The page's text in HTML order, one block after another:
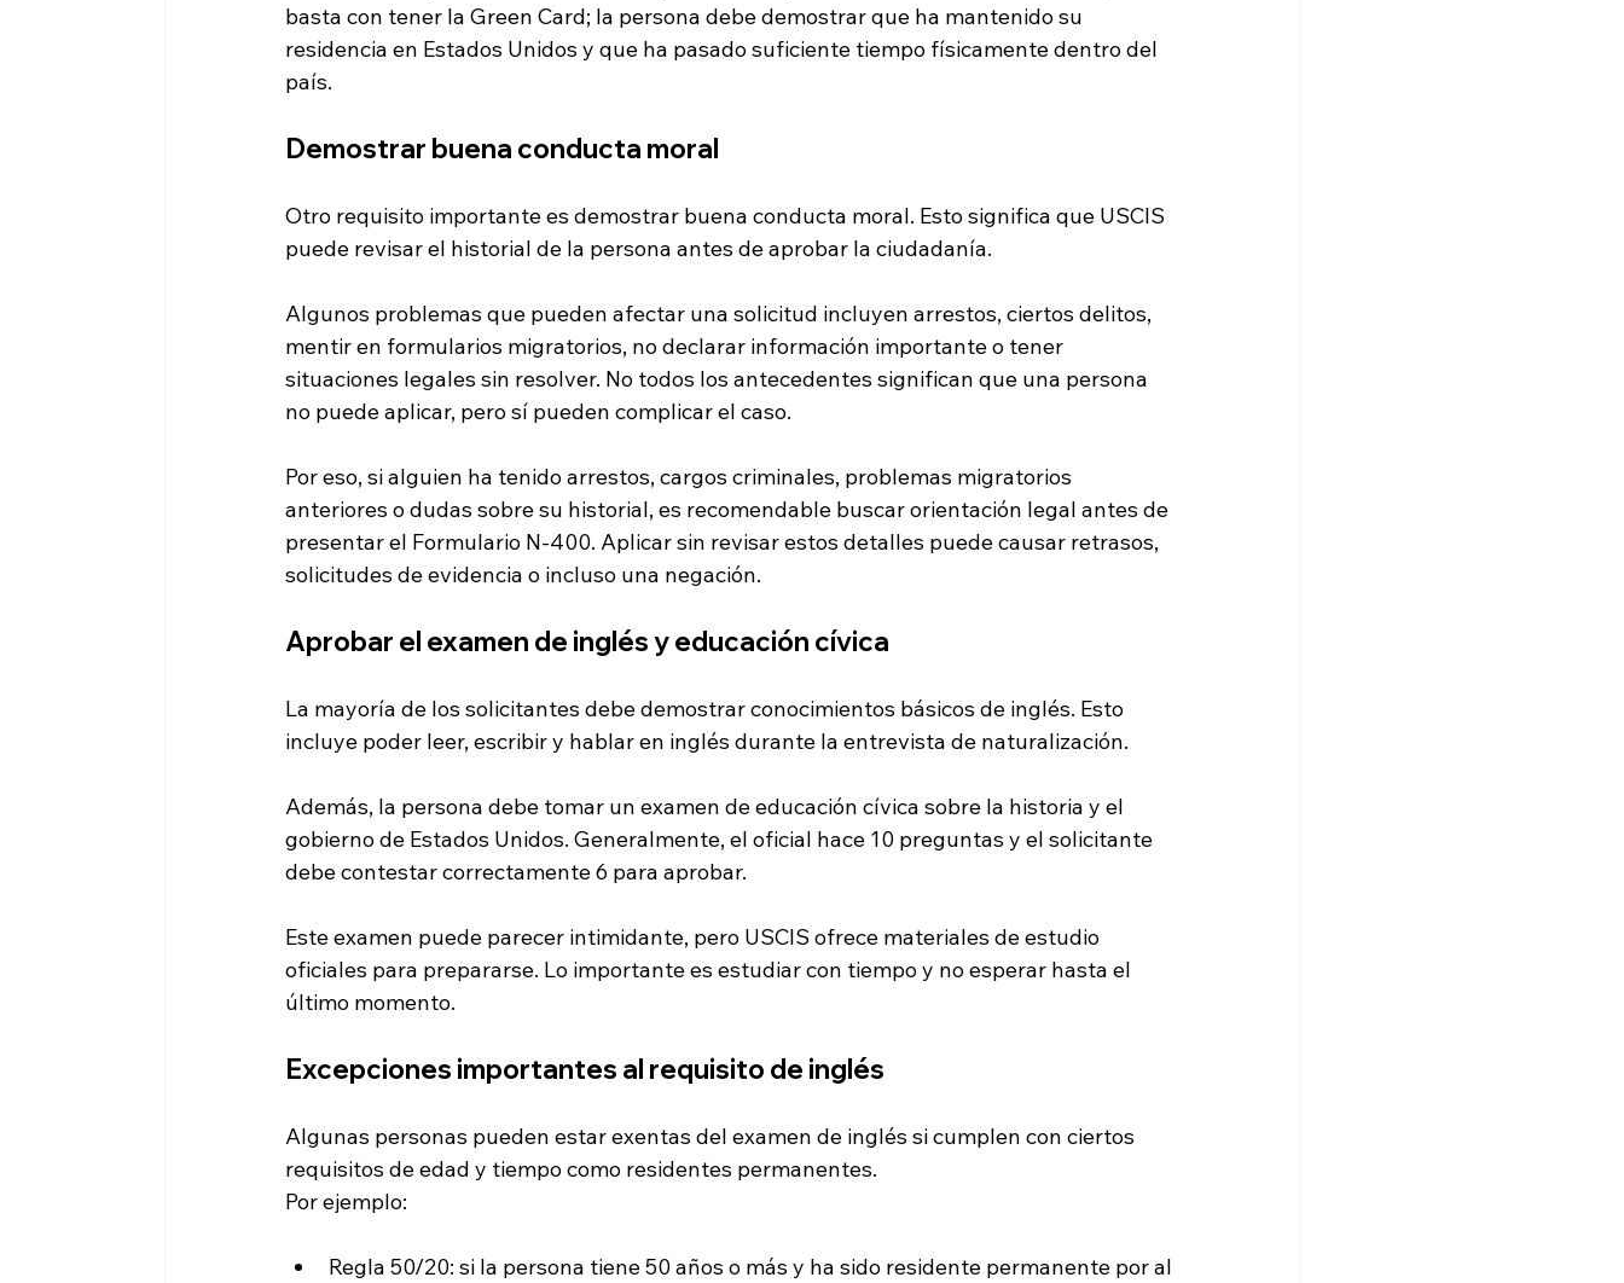
basta con tener la Green Card; la persona debe demostrar que ha mantenido su
residencia en Estados Unidos y que ha pasado suficiente tiempo físicamente dentro del
país.
Demostrar buena conducta moral
Otro requisito importante es demostrar buena conducta moral. Esto significa que USCIS
puede revisar el historial de la persona antes de aprobar la ciudadanía.
Algunos problemas que pueden afectar una solicitud incluyen arrestos, ciertos delitos,
mentir en formularios migratorios, no declarar información importante o tener
situaciones legales sin resolver. No todos los antecedentes significan que una persona
no puede aplicar, pero sí pueden complicar el caso.
Por eso, si alguien ha tenido arrestos, cargos criminales, problemas migratorios
anteriores o dudas sobre su historial, es recomendable buscar orientación legal antes de
presentar el Formulario N-400. Aplicar sin revisar estos detalles puede causar retrasos,
solicitudes de evidencia o incluso una negación.
Aprobar el examen de inglés y educación cívica
La mayoría de los solicitantes debe demostrar conocimientos básicos de inglés. Esto
incluye poder leer, escribir y hablar en inglés durante la entrevista de naturalización.
Además, la persona debe tomar un examen de educación cívica sobre la historia y el
gobierno de Estados Unidos. Generalmente, el oficial hace 10 preguntas y el solicitante
debe contestar correctamente 6 para aprobar.
Este examen puede parecer intimidante, pero USCIS ofrece materiales de estudio
oficiales para prepararse. Lo importante es estudiar con tiempo y no esperar hasta el
último momento.
Excepciones importantes al requisito de inglés
Algunas personas pueden estar exentas del examen de inglés si cumplen con ciertos
requisitos de edad y tiempo como residentes permanentes.
Por ejemplo:
Regla 50/20: si la persona tiene 50 años o más y ha sido residente permanente por al